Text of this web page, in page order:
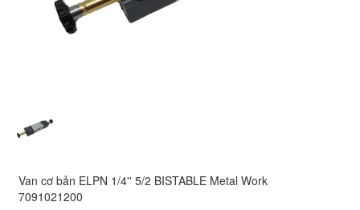
Van cơ bản ELPN 1/4'' 5/2 BISTABLE Metal Work
7091021200